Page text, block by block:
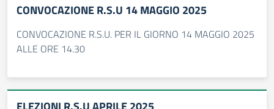
CONVOCAZIONE R.S.U 14 MAGGIO 2025
CONVOCAZIONE R.S.U. PER IL GIORNO 14 MAGGIO 2025
ALLE ORE 14.30